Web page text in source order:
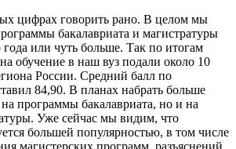
цифрах говорить рано. В целом мы
бакалавриата и магистратуры
или чуть больше. Так по итогам
обучение в наш вуз подали около 10
России. Средний балл по
84,90. В планах набрать больше
на программы бакалавриата, но и на
Уже сейчас мы видим, что
большей популярностью, в том числе
магистерских программ, разъяснений